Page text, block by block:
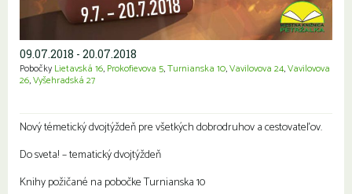
09.07.2018 - 20.07.2018
Pobočky Lietavská 16, Prokofievova 5,Turnianska 10,Vavilovova 24,Vavilovova
26,Vyšehradská 27
Nový témetický dvojtýždeň pre všetkých dobrodruhov a cestovateľov.
Do sveta! – tematický dvojtýždeň
Knihy požičané na pobočke Turnianska 10